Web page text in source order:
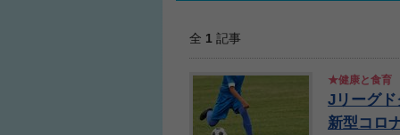
全 1 記事
★健康と食育
Jリーグ
新型コロ